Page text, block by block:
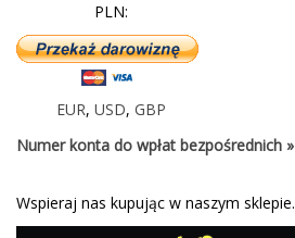
PLN:
EUR, USD, GBP
Numer konta do wpłat bezpośrednich »
Wspieraj nas kupując w naszym sklepie.